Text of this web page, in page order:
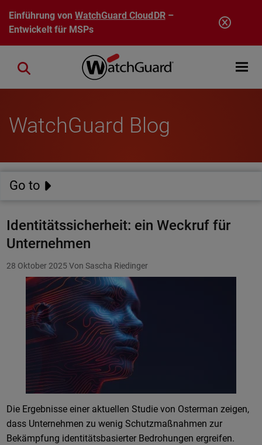
Direkt zum Inhalt
Einführung vonWatchGuard CloudDR–
Entwickelt für MSPs
Open
Close search
WatchGuard Blog
Go to
Identitätssicherheit: ein Weckruf für
Unternehmen
28 Oktober 2025 Von Sascha Riedinger
Die Ergebnisse einer aktuellen Studie von Osterman zeigen,
dass Unternehmen zu wenig Schutzmaßnahmen zur
Bekämpfung identitätsbasierter Bedrohungen ergreifen.